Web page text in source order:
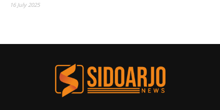
16 July 2025